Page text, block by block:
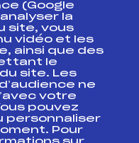
Suivi
(Google
la
site, vous
vidéo et les
ainsi que des
le
site. Les
ne
votre
pouvez
personnaliser
Pour